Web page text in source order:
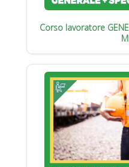
Corso lavoratore